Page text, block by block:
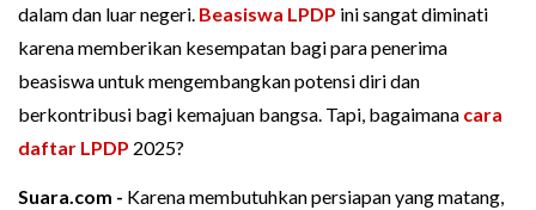
dalam dan luar negeri. Beasiswa LPDP ini sangat diminati
karena memberikan kesempatan bagi para penerima
beasiswa untuk mengembangkan potensi diri dan
berkontribusi bagi kemajuan bangsa. Tapi, bagaimana cara
daftar LPDP 2025?
Suara.com - Karena membutuhkan persiapan yang matang,